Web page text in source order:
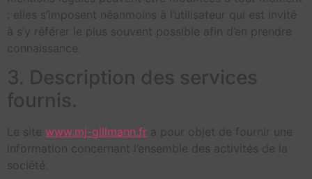
: elles s’imposent néanmoins à l’utilisateur qui est invité
à s’y référer le plus souvent possible afin d’en prendre
connaissance.
3. Description des services
fournis.
Le site www.mj-gillmann.fr a pour objet de fournir une
information concernant l’ensemble des activités de la
société.